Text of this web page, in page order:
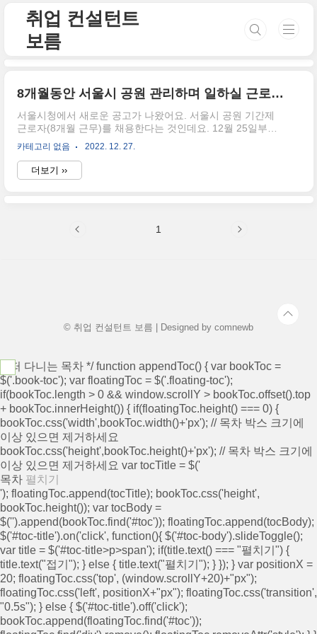
취업 컨설턴트
보름
8개월동안 서울시 공원 관리하며 일하실 근로자 채용합니다.
서울시청에서 새로운 공고가 나왔어요. 서울시 공원 기간제
근로자(8개월 근무)를 채용한다는 것인데요. 12월 25일부터
23년 1월 25일까지 채용공고를 하고, 23년 1월 26일부터 23
년 1월 30일까지 원서접수를 시작하며, 면접을 거쳐 내년 3월
7일 최종 합격자를 통보한다고 합니다. 그럼, 어떤 내용인지
조금 더 자세히 설명해드리도록 할게요. 원서접수 시작일은
로 원서를 접수하는 일은(2023년 1월 26일~2023년 1월 30
카테고리 없음 2022. 12. 27.
더보기 ››
1
© 취업 컨설턴트 보름 | Designed by comnewb
/* 떠 다니는 목차 */ function appendToc() { var bookToc =
$('.book-toc'); var floatingToc = $('.floating-toc');
if(bookToc.length > 0 && window.scrollY > bookToc.offset().top
+ bookToc.innerHeight()) { if(floatingToc.height() === 0) {
bookToc.css('width',bookToc.width()+'px'); // 목차 박스 크기에
이상 있으면 제거하세요
bookToc.css('height',bookToc.height()+'px'); // 목차 박스 크기에
이상 있으면 제거하세요 var tocTitle = $('
목차 펼치기
'); floatingToc.append(tocTitle); bookToc.css('height',
bookToc.height()); var tocBody =
$('').append(bookToc.find('#toc')); floatingToc.append(tocBody);
$('#toc-title').on('click', function(){ $('#toc-body').slideToggle();
var title = $('#toc-title>p>span'); if(title.text() === "펼치기") {
title.text("접기"); } else { title.text("펼치기"); } }); } var positionX =
20; floatingToc.css('top', (window.scrollY+20)+"px");
floatingToc.css('left', positionX+"px"); floatingToc.css('transition',
"0.5s"); } else { $('#toc-title').off('click');
bookToc.append(floatingToc.find('#toc'));